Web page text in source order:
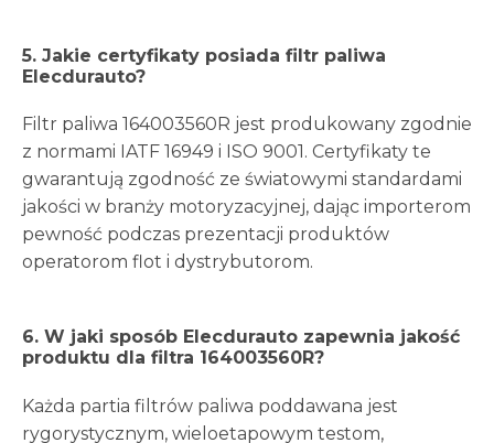
5. Jakie certyfikaty posiada filtr paliwa
Elecdurauto?
Filtr paliwa 164003560R jest produkowany zgodnie
z normami IATF 16949 i ISO 9001. Certyfikaty te
gwarantują zgodność ze światowymi standardami
jakości w branży motoryzacyjnej, dając importerom
pewność podczas prezentacji produktów
operatorom flot i dystrybutorom.
6. W jaki sposób Elecdurauto zapewnia jakość
produktu dla filtra 164003560R?
Każda partia filtrów paliwa poddawana jest
rygorystycznym, wieloetapowym testom,